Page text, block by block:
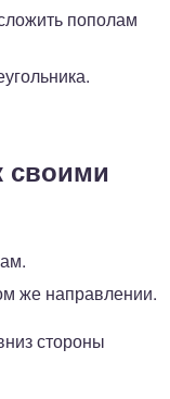
пополам
своими
же направлении.
стороны